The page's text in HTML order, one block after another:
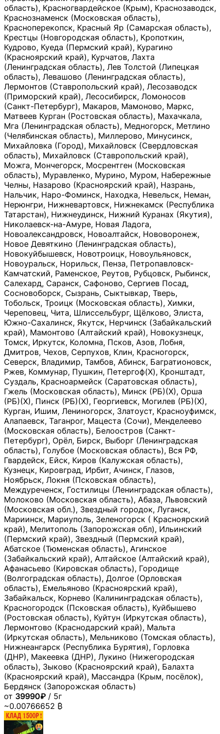
область), Красногвардейское (Крым), Краснозаводск,
Краснознаменск (Московская область),
Красноперекопск, Красный Яр (Самарская область),
Крестцы (Новгородская область), Кропоткин,
Кудрово, Куеда (Пермский край), Курагино
(Красноярский край), Курчатов, Лахта
(Ленинградская область), Лев Толстой (Липецкая
область), Левашово (Ленинградская область),
Лермонтов (Ставропольский край), Лесозаводск
(Приморский край), Лесосибирск, Ломоносов
(Санкт-Петербург), Макаров, Мамоново, Маркс,
Матвеев Курган (Ростовская область), Махачкала,
Мга (Ленинградская область), Медногорск, Метлино
(Челябинская область), Миллерово, Минусинск,
Михайловка (Город), Михайловск (Свердловская
область), Михайловск (Ставропольский край),
Можга, Мончегорск, Мосрентген (Московская
область), Муравленко, Мурино, Муром, Набережные
Челны, Назарово (Красноярский край), Назрань,
Нальчик, Наро-Фоминск, Находка, Невельск, Неман,
Нерюнгри, Нижневартовск, Нижнекамск (Республика
Татарстан), Нижнеудинск, Нижний Куранах (Якутия),
Николаевск-на-Амуре, Новая Ладога,
Новоалександровск, Новоалтайск, Нововоронеж,
Новое Девяткино (Ленинградская область),
Новокуйбышевск, Новотроицк, Новоульяновск,
Новоуральск, Норильск, Пенза, Петропавловск-
Камчатский, Раменское, Реутов, Рубцовск, Рыбинск,
Салехард, Саранск, Сафоново, Сергиев Посад,
Сосновоборск, Сызрань, Сыктывкар, Тверь,
Тобольск, Троицк (Московская область), Химки,
Череповец, Чита, Шлиссельбург, Щёлково, Элиста,
Южно-Сахалинск, Якутск, Нерчинск (Забайкальский
край), Мамонтово (Алтайский край), Новокузнецк,
Томск, Иркутск, Коломна, Псков, Азов, Лобня,
Дмитров, Чехов, Серпухов, Клин, Красногорск,
Северск, Владимир, Тамбов, Абинск, Багратионовск,
Ржев, Коммунар, Пушкин, Петергоф(Х), Кронштадт,
Суздаль, Красноармейск (Саратовская область),
Гжель (Московская область), Минск (РБ)(Х), Орша
(РБ)(Х), Пинск (РБ)(Х), Георгиевск, Могилев (РБ)(Х),
Курган, Ишим, Лениногорск, Златоуст, Красноуфимск,
Алапаевск, Таганрог, Мацеста (Сочи), Менделеево
(Московская область), Белоостров (Санкт-
Петербург), Орёл, Бирск, Выборг (Ленинградская
область), Голубое (Московская область), Вся РФ,
Гвардейск, Ейск, Киров (Калужская область),
Кузнецк, Кировград, Ирбит, Ачинск, Глазов,
Ноябрьск, Локня (Псковская область),
Междуреченск, Гостилицы (Ленинградская область),
Молоково (Московская область), Абаза, Львовский
(Московская обл.), Звездный городок, Луганск,
Мариинск, Мариуполь, Зеленогорск ( Красноярский
край), Мелитополь (Запорожская обл), Ильинский
(Пермский край), Звездный (Пермский край),
Абатское (Тюменская область), Агинское
(Забайкальский край), Алтайское (Алтайский край),
Афанасьево (Кировская область), Городище
(Волгоградская область), Долгое (Орловская
область), Емельяново (Красноярский край),
Забайкальск, Корнево (Калининградская область),
Красногородск (Псковская область), Куйбышево
(Ростовская область), Куйтун (Иркутская область),
Лермонтово (Краснодарский край), Мальта
(Иркутская область), Мельниково (Томская область),
Нижнеангарск (Республика Бурятия), Горловка
(ДНР), Макеевка (ДНР), Лукино (Нижегородская
область), Зыково (Красноярский край), Балахта
(Красноярский край), Массандра (Крым, посёлок),
Бердянск (Запорожская область)
от 39990₽ / 5г
~0.00766652 ₿